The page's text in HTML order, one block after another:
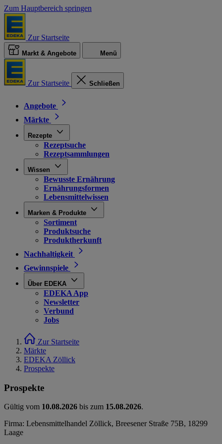
Zum Hauptbereich springen
Zur Startseite
Markt & Angebote Menü
Zur Startseite Schließen
Angebote
Märkte
Rezepte
Rezeptsuche
Rezeptsammlungen
Wissen
Bewusste Ernährung
Ernährungsformen
Lebensmittelwissen
Marken & Produkte
Sortiment
Produktsuche
Produktherkunft
Nachhaltigkeit
Gewinnspiele
Über EDEKA
EDEKA App
Newsletter
Verbund
Jobs
Zur Startseite
Märkte
EDEKA Zöllick
Prospekte
Prospekte
Gültig vom 10.08.2026 bis zum 15.08.2026.
Firma: Lebensmittelhandel Zöllick, Breesener Straße 75B, 18299
Laage